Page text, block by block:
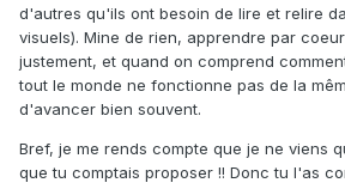
d'autres qu'ils ont besoin de lire et relire
visuels). Mine de rien, apprendre par
justement, et quand on comprend
tout le monde ne fonctionne pas de la
d'avancer bien souvent.
Bref, je me rends compte que je ne viens
que tu comptais proposer !! Donc tu l'as